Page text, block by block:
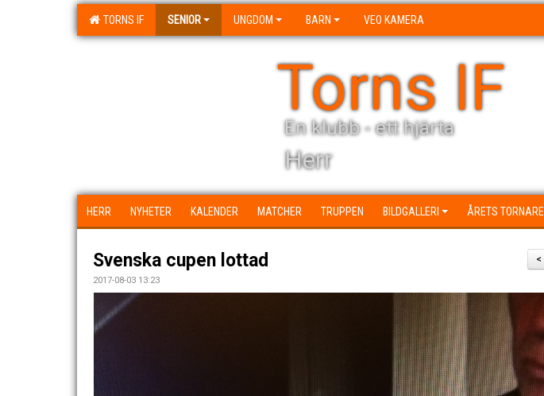
TORNS IF SENIOR UNGDOM BARN VEO KAMERA
Torns IF
En klubb - ett hjärta
Herr
HERR NYHETER KALENDER MATCHER TRUPPEN BILDGALLERI ÅRETS TORNARE
<
Svenska cupen lottad
2017-08-03 13:23